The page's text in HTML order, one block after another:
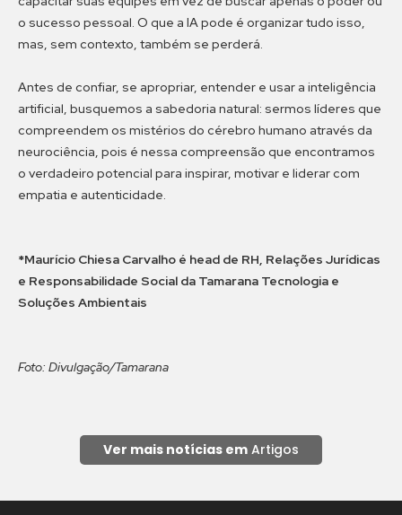
o sucesso pessoal. O que a IA pode é organizar tudo isso,
mas, sem contexto, também se perderá.
Antes de confiar, se apropriar, entender e usar a inteligência
artificial, busquemos a sabedoria natural: sermos líderes que
compreendem os mistérios do cérebro humano através da
neurociência, pois é nessa compreensão que encontramos
o verdadeiro potencial para inspirar, motivar e liderar com
empatia e autenticidade.
*Maurício Chiesa Carvalho é head de RH, Relações Jurídicas
e Responsabilidade Social da Tamarana Tecnologia e
Soluções Ambientais
Foto: Divulgação/Tamarana
Ver mais notícias em Artigos